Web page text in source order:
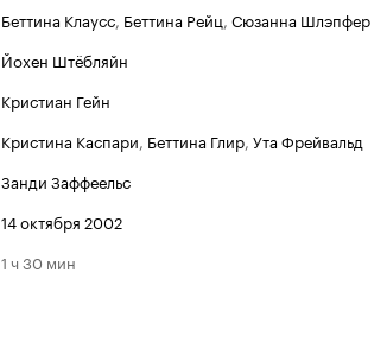
Беттина Клаусс, Беттина Рейц, Сюзанна Шлэпфер
Йохен Штёбляйн
Кристиан Гейн
Кристина Каспари, Беттина Глир, Ута Фрейвальд
Занди Заффеельс
14 октября 2002
1 ч 30 мин